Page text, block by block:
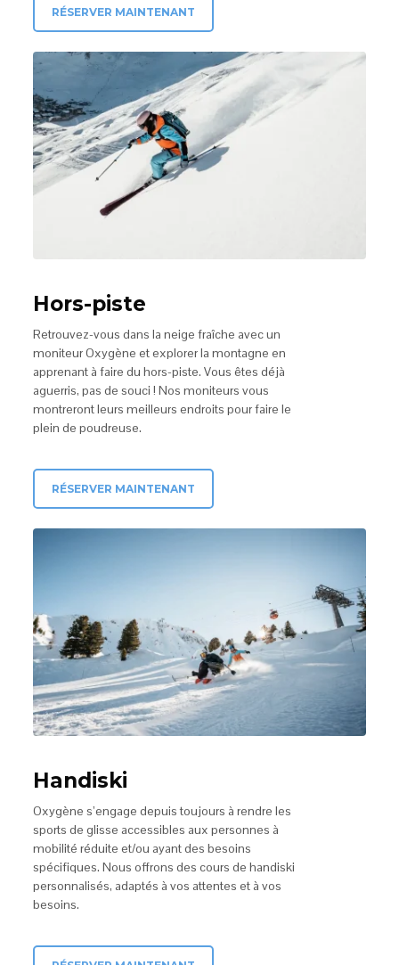
RÉSERVER MAINTENANT
Hors-piste
Retrouvez-vous dans la neige fraîche avec un
moniteur Oxygène et explorer la montagne en
apprenant à faire du hors-piste. Vous êtes déjà
aguerris, pas de souci ! Nos moniteurs vous
montreront leurs meilleurs endroits pour faire le
plein de poudreuse.
RÉSERVER MAINTENANT
Handiski
Oxygène s’engage depuis toujours à rendre les
sports de glisse accessibles aux personnes à
mobilité réduite et/ou ayant des besoins
spécifiques. Nous offrons des cours de handiski
personnalisés, adaptés à vos attentes et à vos
besoins.